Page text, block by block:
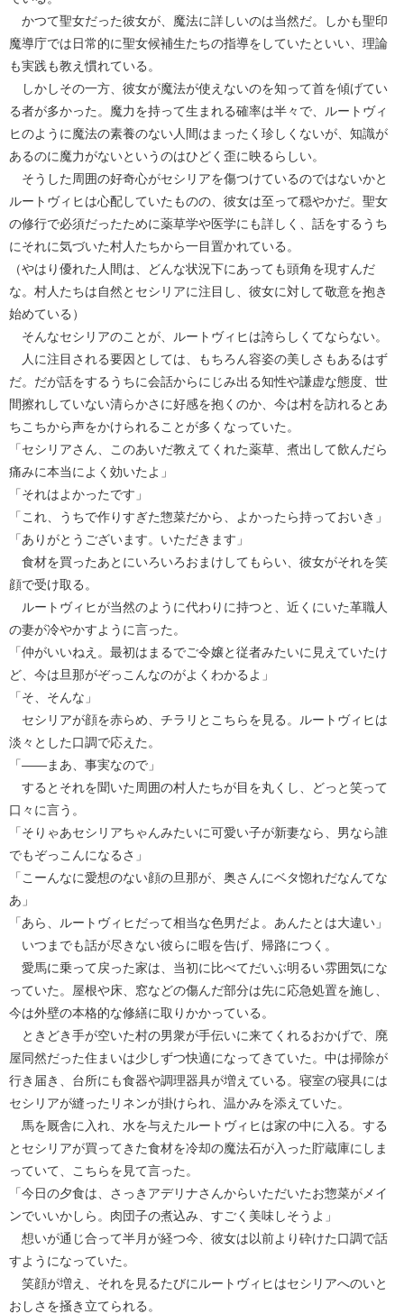
かつて聖女だった彼女が、魔法に詳しいのは当然だ。しかも聖印
魔導庁では日常的に聖女候補生たちの指導をしていたといい、理論
も実践も教え慣れている。
しかしその一方、彼女が魔法が使えないのを知って首を傾げてい
る者が多かった。魔力を持って生まれる確率は半々で、ルートヴィ
ヒのように魔法の素養のない人間はまったく珍しくないが、知識が
あるのに魔力がないというのはひどく歪に映るらしい。
そうした周囲の好奇心がセシリアを傷つけているのではないかと
ルートヴィヒは心配していたものの、彼女は至って穏やかだ。聖女
の修行で必須だったために薬草学や医学にも詳しく、話をするうち
にそれに気づいた村人たちから一目置かれている。
（やはり優れた人間は、どんな状況下にあっても頭角を現すんだ
な。村人たちは自然とセシリアに注目し、彼女に対して敬意を抱き
始めている）
そんなセシリアのことが、ルートヴィヒは誇らしくてならない。
人に注目される要因としては、もちろん容姿の美しさもあるはず
だ。だが話をするうちに会話からにじみ出る知性や謙虚な態度、世
間擦れしていない清らかさに好感を抱くのか、今は村を訪れるとあ
ちこちから声をかけられることが多くなっていた。
「セシリアさん、このあいだ教えてくれた薬草、煮出して飲んだら
痛みに本当によく効いたよ」
「それはよかったです」
「これ、うちで作りすぎた惣菜だから、よかったら持っておいき」
「ありがとうございます。いただきます」
食材を買ったあとにいろいろおまけしてもらい、彼女がそれを笑
顔で受け取る。
ルートヴィヒが当然のように代わりに持つと、近くにいた革職人
の妻が冷やかすように言った。
「仲がいいねえ。最初はまるでご令嬢と従者みたいに見えていたけ
ど、今は旦那がぞっこんなのがよくわかるよ」
「そ、そんな」
セシリアが顔を赤らめ、チラリとこちらを見る。ルートヴィヒは
淡々とした口調で応えた。
「――まあ、事実なので」
するとそれを聞いた周囲の村人たちが目を丸くし、どっと笑って
口々に言う。
「そりゃあセシリアちゃんみたいに可愛い子が新妻なら、男なら誰
でもぞっこんになるさ」
「こーんなに愛想のない顔の旦那が、奥さんにベタ惚れだなんてな
あ」
「あら、ルートヴィヒだって相当な色男だよ。あんたとは大違い」
いつまでも話が尽きない彼らに暇を告げ、帰路につく。
愛馬に乗って戻った家は、当初に比べてだいぶ明るい雰囲気にな
っていた。屋根や床、窓などの傷んだ部分は先に応急処置を施し、
今は外壁の本格的な修繕に取りかかっている。
ときどき手が空いた村の男衆が手伝いに来てくれるおかげで、廃
屋同然だった住まいは少しずつ快適になってきていた。中は掃除が
行き届き、台所にも食器や調理器具が増えている。寝室の寝具には
セシリアが縫ったリネンが掛けられ、温かみを添えていた。
馬を厩舎に入れ、水を与えたルートヴィヒは家の中に入る。する
とセシリアが買ってきた食材を冷却の魔法石が入った貯蔵庫にしま
っていて、こちらを見て言った。
「今日の夕食は、さっきアデリナさんからいただいたお惣菜がメイ
ンでいいかしら。肉団子の煮込み、すごく美味しそうよ」
想いが通じ合って半月が経つ今、彼女は以前より砕けた口調で話
すようになっていた。
笑顔が増え、それを見るたびにルートヴィヒはセシリアへのいと
おしさを掻き立てられる。